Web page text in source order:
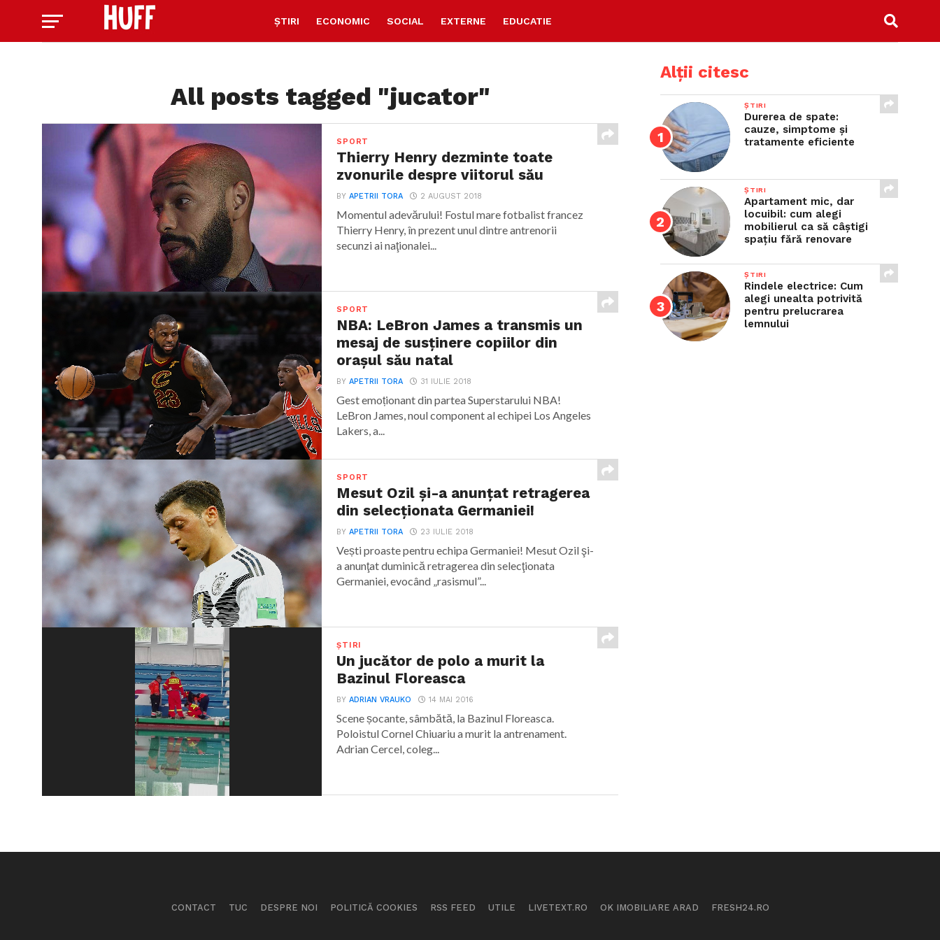
ȘTIRI ECONOMIC SOCIAL EXTERNE EDUCATIE
All posts tagged "jucator"
SPORT
Thierry Henry dezminte toate
zvonurile despre viitorul său
BYAPETRII TORA 2 AUGUST 2018
Momentul adevărului! Fostul mare fotbalist francez
Thierry Henry, în prezent unul dintre antrenorii
secunzi ai naţionalei...
SPORT
NBA: LeBron James a transmis un
mesaj de susţinere copiilor din
oraşul său natal
BYAPETRII TORA 31 IULIE 2018
Gest emoționant din partea Superstarului NBA!
LeBron James, noul component al echipei Los Angeles
Lakers, a...
SPORT
Mesut Ozil şi-a anunţat retragerea
din selecţionata Germaniei!
BYAPETRII TORA 23 IULIE 2018
Vești proaste pentru echipa Germaniei! Mesut Ozil şi-
a anunţat duminică retragerea din selecţionata
Germaniei, evocând „rasismul”...
ȘTIRI
Un jucător de polo a murit la
Bazinul Floreasca
BYADRIAN VRAUKO 14 MAI 2016
Scene șocante, sâmbătă, la Bazinul Floreasca.
Poloistul Cornel Chiuariu a murit la antrenament.
Adrian Cercel, coleg...
Alții citesc
ȘTIRI
Durerea de spate:
cauze, simptome și
tratamente eficiente
ȘTIRI
Apartament mic, dar
locuibil: cum alegi
mobilierul ca să câștigi
spațiu fără renovare
ȘTIRI
Rindele electrice: Cum
alegi unealta potrivită
pentru prelucrarea
lemnului
CONTACT TUC DESPRE NOI POLITICĂ COOKIES RSS FEED UTILE LIVETEXT.RO OK IMOBILIARE ARAD FRESH24.RO